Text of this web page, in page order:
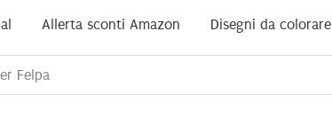
Allerta sconti Amazon Disegni da colorare
Felpa